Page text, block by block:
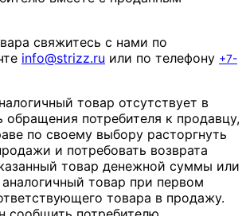
свяжитесь с нами по
info@strizz.ru или по телефону +7-
товар отсутствует в
обращения потребителя к продавцу,
по своему выбору расторгнуть
и потребовать возврата
товар денежной суммы или
товар при первом
товара в продажу.